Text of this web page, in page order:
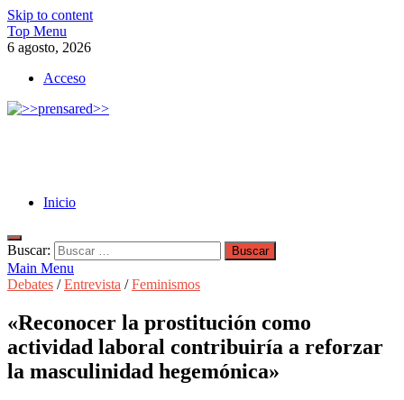
Skip to content
Top Menu
6 agosto, 2026
Acceso
Inicio
Buscar:
Main Menu
Debates /Entrevista /Feminismos
«Reconocer la prostitución como
actividad laboral contribuiría a reforzar
la masculinidad hegemónica»